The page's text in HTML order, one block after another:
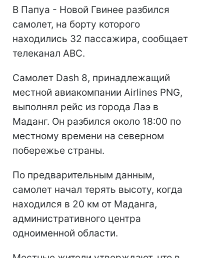
В Папуа - Новой Гвинее разбился
самолет, на борту которого
находились 32 пассажира, сообщает
телеканал ABC.
Самолет Dash 8, принадлежащий
местной авиакомпании Airlines PNG,
выполнял рейс из города Лаэ в
Маданг. Он разбился около 18:00 по
местному времени на северном
побережье страны.
По предварительным данным,
самолет начал терять высоту, когда
находился в 20 км от Маданга,
административного центра
одноименной области.